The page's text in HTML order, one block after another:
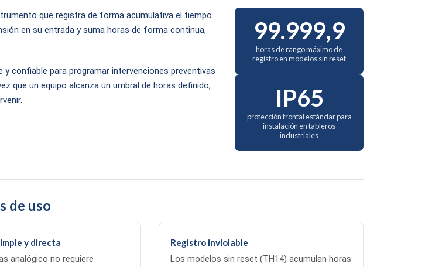
que registra de forma acumulativa el tiempo
en su entrada y suma horas de forma continua,
confiable para programar intervenciones preventivas
que un equipo alcanza un umbral de horas definido,
99.999,9
horas de rango máximo de
registro en modelos sin reset
IP65
protección frontal estándar para
instalación en tableros
industriales
de uso
y directa
analógico no requiere
Registro inviolable
Los modelos sin reset (TH14) acumulan horas